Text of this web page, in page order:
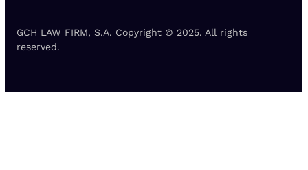
GCH LAW FIRM, S.A. Copyright © 2025. All rights
reserved.